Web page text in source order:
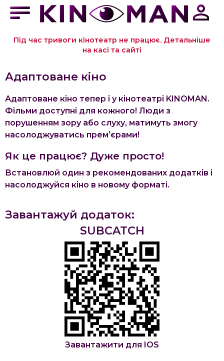
Під час тривоги кінотеатр не працює. Детальніше
на касі та сайті
Адаптоване кіно
Адаптоване кіно тепер і у кінотеатрі KINOMAN.
Фільми доступні для кожного! Люди з
порушенням зору або слуху, матимуть змогу
насолоджуватись премʼєрами!
Як це працює? Дуже просто!
Встановлюй один з рекомендованих додатків і
насолоджуйся кіно в новому форматі.
Завантажуй додаток:
SUBCATCH
Завантажити для IOS